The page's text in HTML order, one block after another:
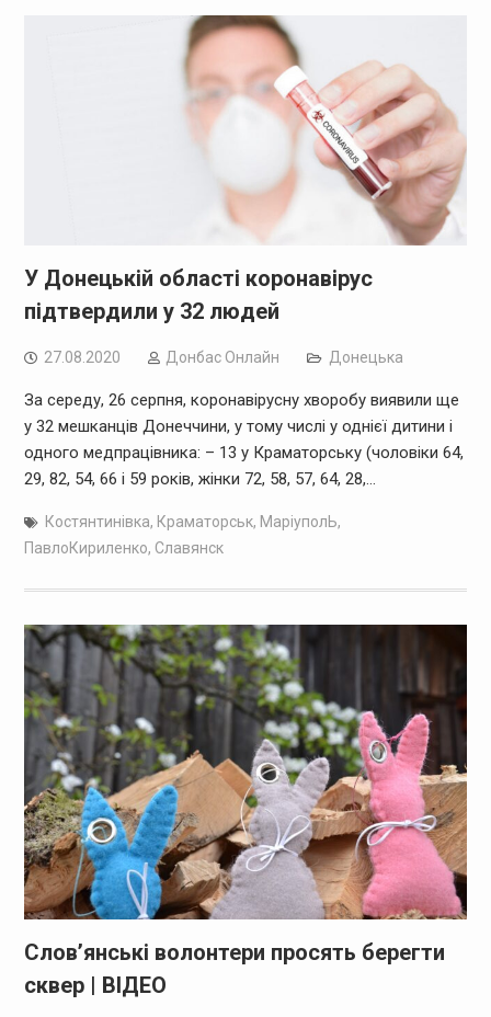
У Донецькій області коронавірус
підтвердили у 32 людей
27.08.2020 Дoнбас Онлайн Донецька
За середу, 26 серпня, коронавірусну хворобу виявили ще
у 32 мешканців Донеччини, у тому числі у однієї дитини і
одного медпрацівника: – 13 у Краматорську (чоловіки 64,
29, 82, 54, 66 і 59 років, жінки 72, 58, 57, 64, 28,…
Костянтинівка, Краматорськ, МаріуполЬ,
ПавлоКириленко, Славянск
Слов’янські волонтери просять берегти
сквер | ВІДЕО